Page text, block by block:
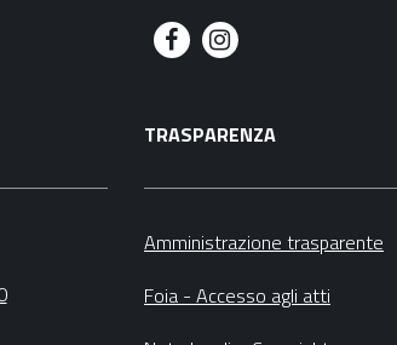
F
c
e
o
I
s
t
r
TRASPARENZA
Amministrazione trasparente
Foia - Accesso agli atti